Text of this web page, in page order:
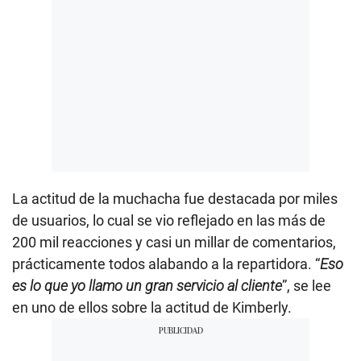
La actitud de la muchacha fue destacada por miles
de usuarios, lo cual se vio reflejado en las más de
200 mil reacciones y casi un millar de comentarios,
prácticamente todos alabando a la repartidora. “Eso
es lo que yo llamo un gran servicio al cliente”, se lee
en uno de ellos sobre la actitud de Kimberly.